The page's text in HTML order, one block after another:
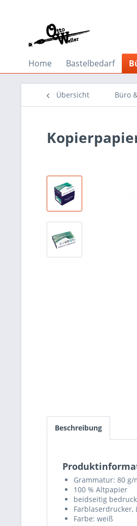
Home Bastelbedarf
Übersicht Büro
Beschreibung
Grammatur: 80 g/
100 % Altpapier
beidseitig
Farbe: weiß